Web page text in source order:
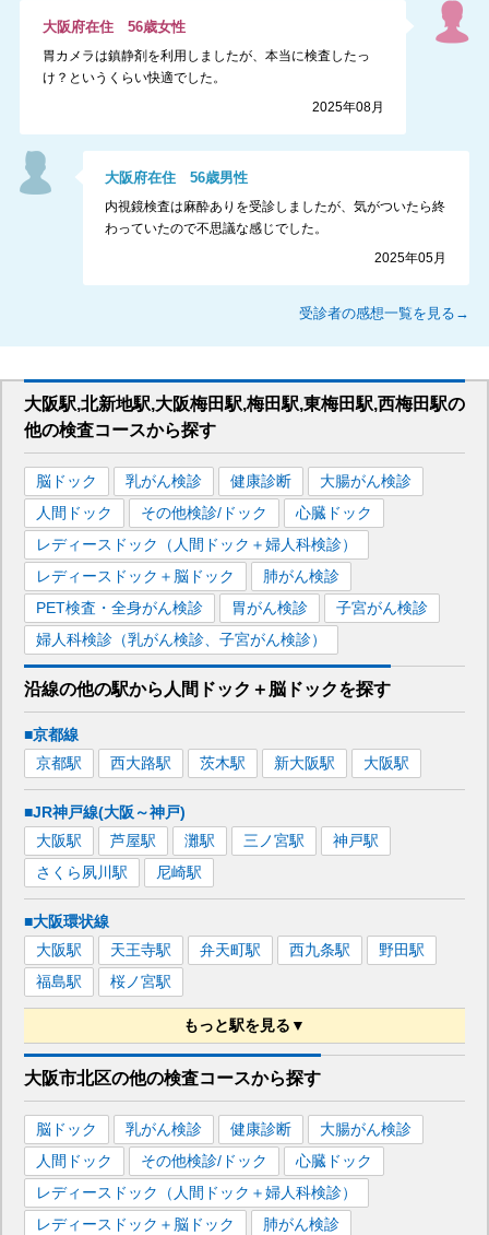
大阪府在住 56歳女性
胃カメラは鎮静剤を利用しましたが、本当に検査したっ
け？というくらい快適でした。
2025年08月
大阪府在住56歳男性
内視鏡検査は麻酔ありを受診しましたが、気がついたら終
わっていたので不思議な感じでした。
2025年05月
受診者の感想一覧を見る→
大阪駅,北新地駅,大阪梅田駅,梅田駅,東梅田駅,西梅田駅の
他の検査コースから探す
脳ドック 乳がん検診 健康診断
大腸がん検診
人間ドック
その他検診/ドック
心臓ドック
レディースドック（人間ドック＋婦人科検診）
レディースドック＋脳ドック
肺がん検診
PET検査・全身がん検診
胃がん検診
子宮がん検診
婦人科検診（乳がん検診、子宮がん検診）
沿線の他の駅から 人間ドック＋脳ドックを探す
■京都線
京都駅 西大路駅 茨木駅 新大阪駅 大阪駅
■JR神戸線(大阪～神戸)
大阪駅 芦屋駅 灘駅 三ノ宮駅 神戸駅
さくら夙川駅 尼崎駅
■大阪環状線
大阪駅 天王寺駅 弁天町駅 西九条駅 野田駅
福島駅 桜ノ宮駅
もっと駅を見る▼
■JR東西線
北新地駅 新福島駅 大阪城北詰駅 大阪天満宮駅
海老江 駅 尼崎駅
■JR宝塚線
新大阪駅 大阪駅 尼崎駅
大阪市北区の他の検査コースから探す
脳ドック 乳がん検診 健康診断
大腸がん検診
人間ドック
その他検診/ドック
心臓ドック
レディースドック（人間ドック＋婦人科検診）
レディースドック＋脳ドック
肺がん検診